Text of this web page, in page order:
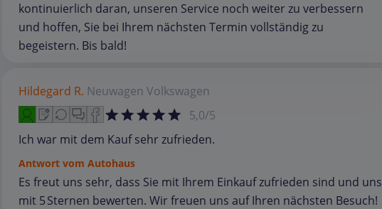
kontinuierlich daran, unseren Service noch weiter zu verbessern
und hoffen, Sie bei Ihrem nächsten Termin vollständig zu
begeistern. Bis bald!
Hildegard R. Neuwagen Volkswagen
5,0/5
Ich war mit dem Kauf sehr zufrieden.
Antwort vom Autohaus
Es freut uns sehr, dass Sie mit Ihrem Einkauf zufrieden sind und uns
mit 5 Sternen bewerten. Wir freuen uns auf Ihren nächsten Besuch!